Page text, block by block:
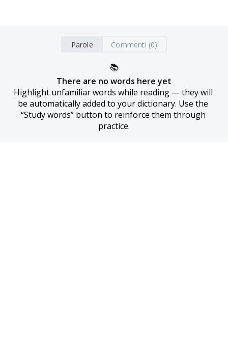
Parole Commenti (0)
📚
There are no words here yet
Highlight unfamiliar words while reading — they will
be automatically added to your dictionary. Use the
“Study words” button to reinforce them through
practice.